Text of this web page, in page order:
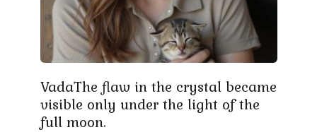
VadaThe flaw in the crystal became
visible only under the light of the
full moon.